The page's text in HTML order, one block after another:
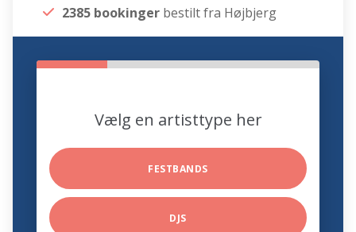
2385 bookinger bestilt fra Højbjerg
Vælg en artisttype her
FESTBANDS
DJS